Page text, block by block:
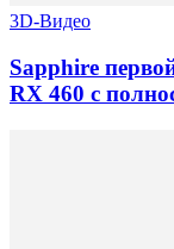
3D-Видео
Sapphire
RX 460 с